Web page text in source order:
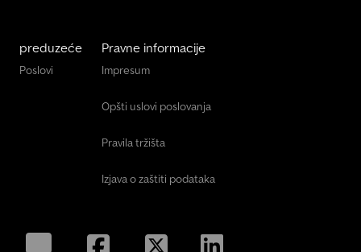
preduzeće
Poslovi
Pravne informacije
Impresum
Opšti uslovi poslovanja
Pravila tržišta
Izjava o zaštiti podataka